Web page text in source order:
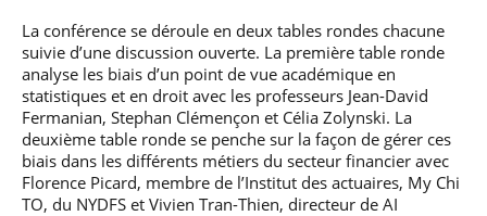
La conférence se déroule en deux tables rondes chacune
suivie d’une discussion ouverte. La première table ronde
analyse les biais d’un point de vue académique en
statistiques et en droit avec les professeurs Jean-David
Fermanian, Stephan Clémençon et Célia Zolynski. La
deuxième table ronde se penche sur la façon de gérer ces
biais dans les différents métiers du secteur financier avec
Florence Picard, membre de l’Institut des actuaires, My Chi
TO, du NYDFS et Vivien Tran-Thien, directeur de AI